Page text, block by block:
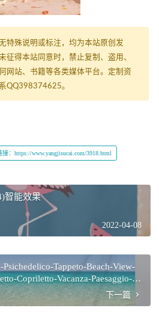
特殊说明或标注，均为本站原创发
征得本站同意时，禁止复制、盗用、
网站、书籍等各类媒体平台。定制资
QQ398374625。
接：https://www.yangjisucai.com/3918.html
智能效果
2022-04-08
Tappeto-Beach-View-
Copriletto-Vacanza-Paesaggio-
下一篇